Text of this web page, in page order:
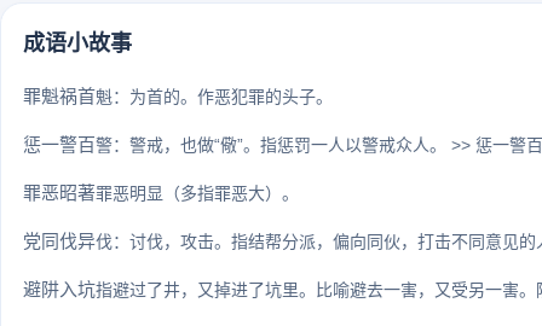
成语小故事
罪魁祸首魁：为首的。作恶犯罪的头子。
惩一警百警：警戒，也做“儆”。指惩罚一人以警戒众人。 >> 惩一警
罪恶昭著罪恶明显（多指罪恶大）。
党同伐异伐：讨伐，攻击。指结帮分派，偏向同伙，打击不同意见的
避阱入坑指避过了井，又掉进了坑里。比喻避去一害，又受另一害。